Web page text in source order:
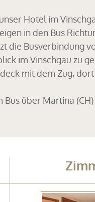
Hotel im
in den Bus
die Busverbindung
im Vinschgau zu
mit dem Zug,
Bus über Martina